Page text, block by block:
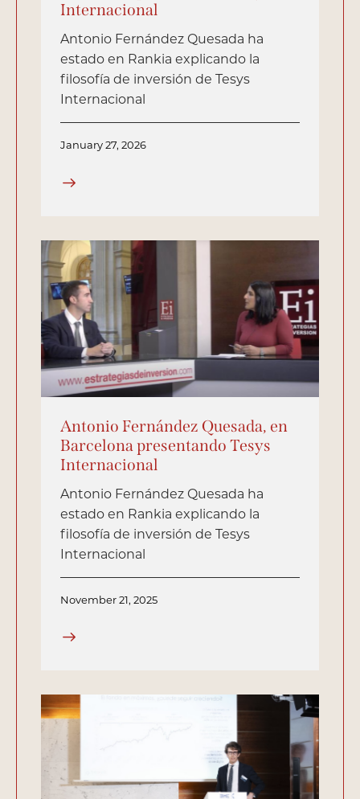
Internacional
Antonio Fernández Quesada ha
estado en Rankia explicando la
filosofía de inversión de Tesys
Internacional
January 27, 2026
Antonio Fernández Quesada, en
Barcelona presentando Tesys
Internacional
Antonio Fernández Quesada ha
estado en Rankia explicando la
filosofía de inversión de Tesys
Internacional
November 21, 2025